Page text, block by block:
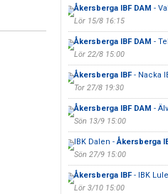
Åkersberga IBF DAM -
Lör 15/8 16:15
Åkersberga IBF DAM -
Lör 22/8 15:00
Åkersberga IBF- Nacka
Tor 27/8 19:30
Åkersberga IBF DAM -
Sön 13/9 15:00
IBK Dalen -Åkersberga
Sön 27/9 15:00
Åkersberga IBF- IBK
Lör 3/10 15:00